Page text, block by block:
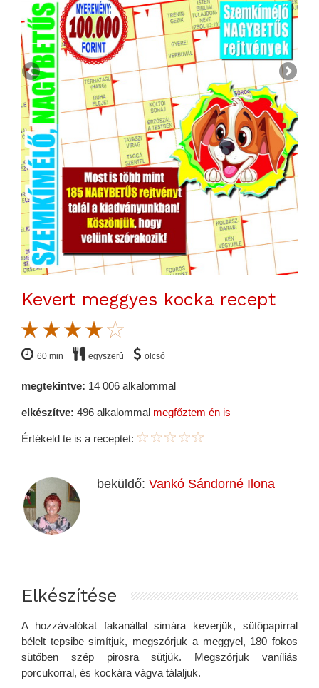
Kevert meggyes kocka recept
60 min egyszerû olcsó
megtekintve: 14 006 alkalommal
elkészítve: 496 alkalommal megfőztem én is
Értékeld te is a receptet:
beküldő: Vankó Sándorné Ilona
Elkészítése
A hozzávalókat fakanállal simára keverjük, sütőpapírral
bélelt tepsibe simítjuk, megszórjuk a meggyel, 180 fokos
sütőben szép pirosra sütjük. Megszórjuk vaníliás
porcukorral, és kockára vágva tálaljuk.